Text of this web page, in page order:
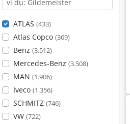
ATLAS (433)
Atlas Copco (369)
Benz (3.512)
Mercedes-Benz (3.508)
MAN (1.906)
Iveco (1.356)
SCHMITZ (746)
VW (722)